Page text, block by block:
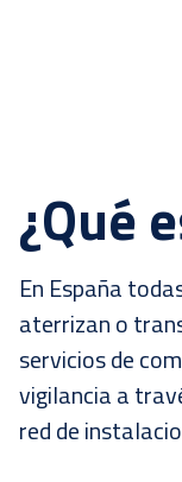
¿Qué
En España
aterrizan o
servicios de
vigilancia a
red de